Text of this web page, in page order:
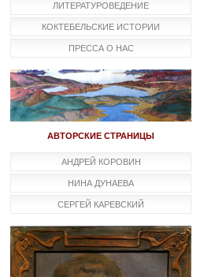
ЛИТЕРАТУРОВЕДЕНИЕ
КОКТЕБЕЛЬСКИЕ ИСТОРИИ
ПРЕССА О НАС
АВТОРСКИЕ СТРАНИЦЫ
АНДРЕЙ КОРОВИН
НИНА ДУНАЕВА
СЕРГЕЙ КАРЕВСКИЙ